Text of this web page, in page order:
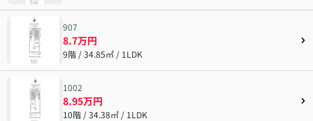
907
8.7万円
9階 / 34.85㎡ / 1LDK
1002
8.95万円
10階 / 34.38㎡ / 1LDK